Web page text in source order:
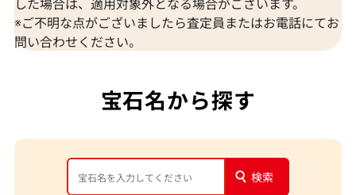
※ご不明な点がございましたら査定員またはお電話にてお
問い合わせください。
宝石名から探す
検索